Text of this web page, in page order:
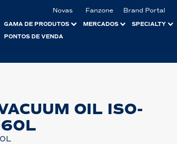
Novas Fanzone Brand Portal
GAMA DE PRODUTOS MERCADOS SPECIALTY
PONTOS DE VENDA
OIL ISO-